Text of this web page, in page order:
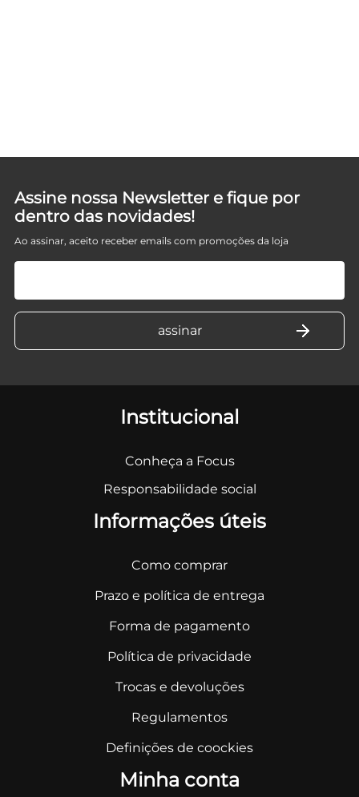
Assine nossa Newsletter e fique por
dentro das novidades!
Ao assinar, aceito receber emails com promoções da loja
Institucional
Conheça a Focus
Responsabilidade social
Informações úteis
Como comprar
Prazo e política de entrega
Forma de pagamento
Política de privacidade
Trocas e devoluções
Regulamentos
Definições de coockies
Minha conta